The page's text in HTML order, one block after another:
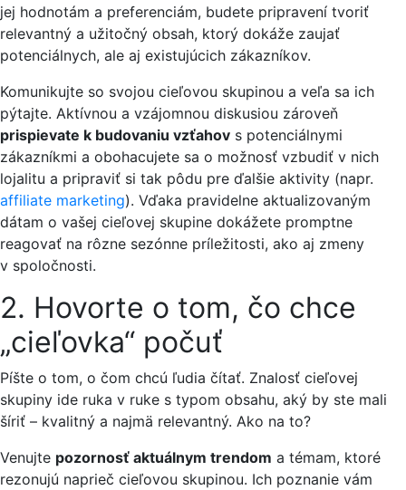
jej hodnotám a preferenciám, budete pripravení tvoriť
relevantný a užitočný obsah, ktorý dokáže zaujať
potenciálnych, ale aj existujúcich zákazníkov.
Komunikujte so svojou cieľovou skupinou a veľa sa ich
pýtajte. Aktívnou a vzájomnou diskusiou zároveň
prispievate k budovaniu vzťahov s potenciálnymi
zákazníkmi a obohacujete sa o možnosť vzbudiť v nich
lojalitu a pripraviť si tak pôdu pre ďalšie aktivity (napr.
affiliate marketing). Vďaka pravidelne aktualizovaným
dátam o vašej cieľovej skupine dokážete promptne
reagovať na rôzne sezónne príležitosti, ako aj zmeny
v spoločnosti.
2. Hovorte o tom, čo chce
„cieľovka“ počuť
Píšte o tom, o čom chcú ľudia čítať. Znalosť cieľovej
skupiny ide ruka v ruke s typom obsahu, aký by ste mali
šíriť – kvalitný a najmä relevantný. Ako na to?
Venujte pozornosť aktuálnym trendom a témam, ktoré
rezonujú naprieč cieľovou skupinou. Ich poznanie vám